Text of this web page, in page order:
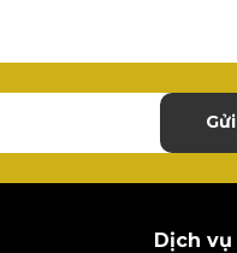
Gửi
Dịch vụ